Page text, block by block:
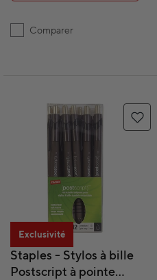
Comparer
Exclusivité
Staples - Stylos à bille
Postscript à pointe